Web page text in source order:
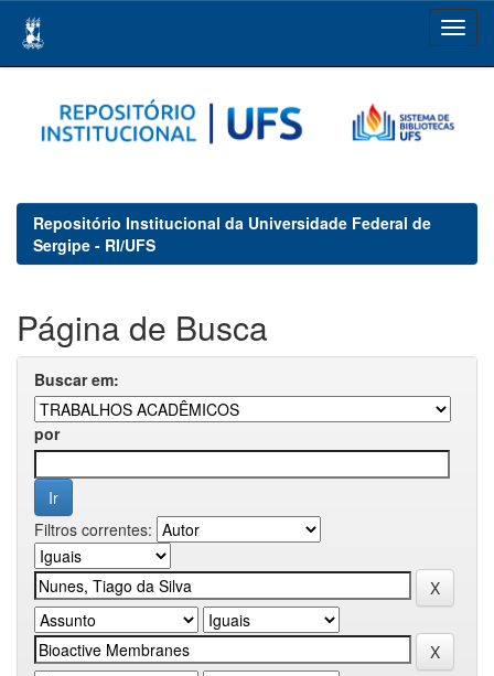
navigation
Repositório Institucional da Universidade Federal de
Sergipe - RI/UFS
Página de Busca
Buscar em:
por
Filtros correntes: